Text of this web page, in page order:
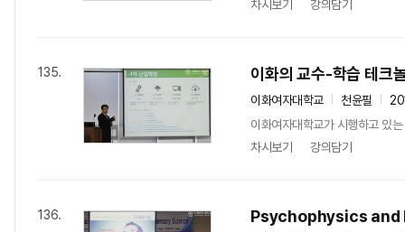
차시보기
강의담기
135. 이화의 교수-학습 테크
이화여자대학교 천윤필
이화여자대학교가 시행하고 있
차시보기
강의담기
136. Psychophysics